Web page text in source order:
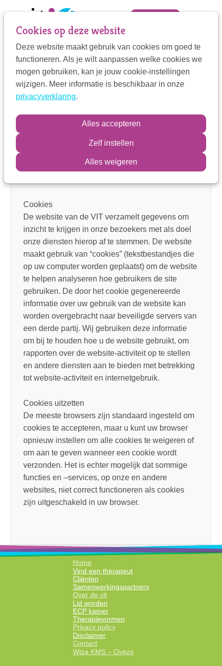
Cookies op deze website
Deze website maakt gebruik van cookies om goed te
functioneren. Als je wilt aanpassen welke cookies we
mogen gebruiken, kan je jouw cookie-instellingen
wijzigen. Meer informatie is beschikbaar in onze
privacyverklaring.
Alles accepteren
Zelf instellen
Alles weigeren
Jump
to
navigation
Jump
to
main
Privacy policy
Privacy policy
Wij zijn ons ervan bewust dat het onze
verantwoordelijkheid is om uw privacy te
beschermen. In dezeprivacyverklaring
doel wij dit doen en hoe wij met de gegevens
Cookies
De website van de VIT verzamelt gegevens om
inzicht te krijgen in onze bezoekers met als doel
onze diensten hierop af te stemmen. De website
maakt gebruik van “cookies” (tekstbestandjes die
op uw computer worden geplaatst) om de website
te helpen analyseren hoe gebruikers de site
gebruiken. De door het cookie gegenereerde
informatie over uw gebruik van de website kan
worden overgebracht naar beveiligde servers van
een derde partij. Wij gebruiken deze informatie
om bij te houden hoe u de website gebruikt, om
rapporten over de website-activiteit op te stellen
en andere diensten aan te bieden met betrekking
tot website-activiteit en internetgebruik.
Cookies uitzetten
De meeste browsers zijn standaard ingesteld om
cookies te accepteren, maar u kunt uw browser
opnieuw instellen om alle cookies te weigeren of
om aan te geven wanneer een cookie wordt
verzonden. Het is echter mogelijk dat sommige
functies en –services, op onze en andere
websites, niet correct functioneren als cookies
zijn uitgeschakeld in uw browser.
Home
Vind een therapeut
Cliënten
Samenwerkingspartners
Over de vit
Lid worden
ECP kamer
Therapievormen
Privacy policy
Disclaimer
Contact
Wtza KMS – Ovezo
Mijn VIT
Contactpersoon
Zoek
Inloggen